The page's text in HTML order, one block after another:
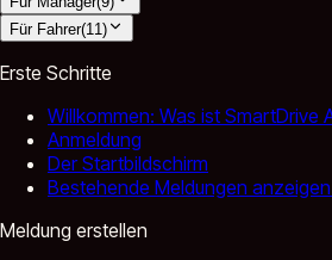
Für Fahrer(11)
Erste Schritte
Willkommen: Was ist SmartDrive
Anmeldung
Der Startbildschirm
Bestehende Meldungen
Meldung erstellen